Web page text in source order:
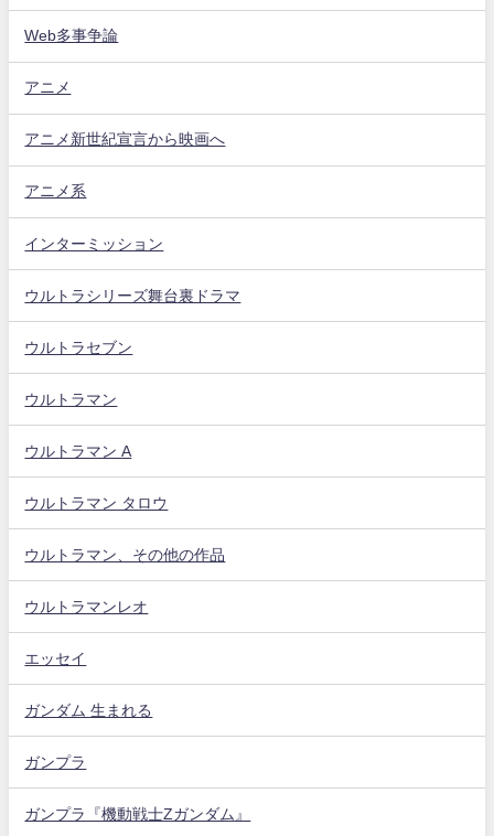
Web多事争論
アニメ
アニメ新世紀宣言から映画へ
アニメ系
インターミッション
ウルトラシリーズ舞台裏ドラマ
ウルトラセブン
ウルトラマン
ウルトラマン A
ウルトラマン タロウ
ウルトラマン、その他の作品
ウルトラマンレオ
エッセイ
ガンダム 生まれる
ガンプラ
ガンプラ『機動戦士Zガンダム』